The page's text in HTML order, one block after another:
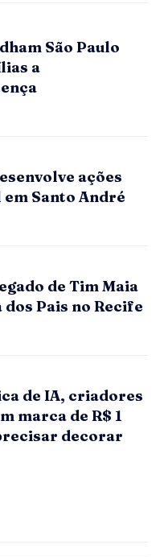
São Paulo
a
ações
Santo André
de Tim Maia
dos Pais no Recife
de IA, criadores
marca de R$ 1
decorar